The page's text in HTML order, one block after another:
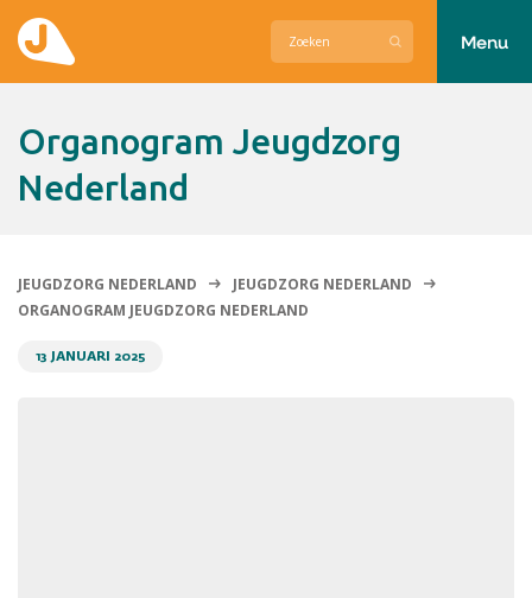
Hier zetten wij ons voor in
Contact
Menu
Organogram Jeugdzorg
Nederland
JEUGDZORG NEDERLAND
JEUGDZORG NEDERLAND
ORGANOGRAM JEUGDZORG NEDERLAND
13 JANUARI 2025